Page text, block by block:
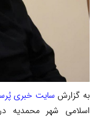
به گزارش سایت خبری
اسلامی شهر محمدیه